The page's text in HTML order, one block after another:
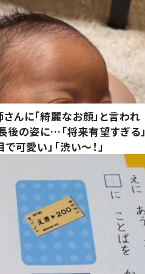
んに「綺麗なお顔」と言われ
後の姿に…「将来有望すぎる」
可愛い」「渋い～！」